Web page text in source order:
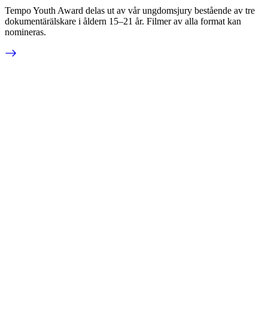
Tempo Youth Award delas ut av vår ungdomsjury bestående av tre
dokumentärälskare i åldern 15–21 år. Filmer av alla format kan
nomineras.